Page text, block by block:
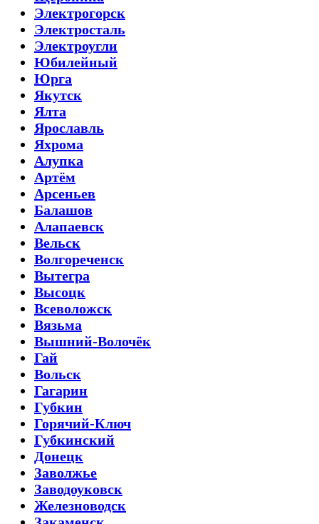
Электрогорск
Электросталь
Электроугли
Юбилейный
Юрга
Якутск
Ялта
Ярославль
Яхрома
Алупка
Артём
Арсеньев
Балашов
Алапаевск
Вельск
Волгореченск
Вытегра
Высоцк
Всеволожск
Вязьма
Вышний-Волочёк
Гай
Вольск
Гагарин
Губкин
Горячий-Ключ
Губкинский
Донецк
Заволжье
Заводоуковск
Железноводск